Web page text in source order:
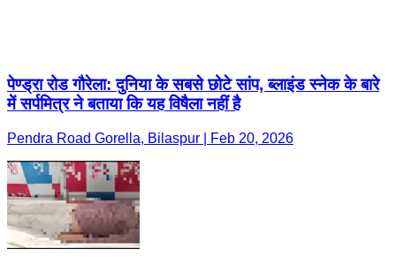
पेण्ड्रा रोड गौरेला: दुनिया के सबसे छोटे सांप, ब्लाइंड स्नेक के बारे
में सर्पमित्र ने बताया कि यह विषैला नहीं है
Pendra Road Gorella, Bilaspur | Feb 20, 2026